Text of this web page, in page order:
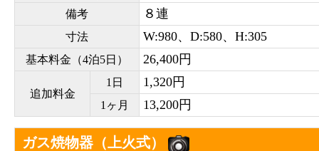
備考
８連
寸法 W:980、D:580、H:305
基本料金（4泊5日） 26,400円
追加料金
1日 1,320円
1ヶ月 13,200円
ガス焼物器（上火式）